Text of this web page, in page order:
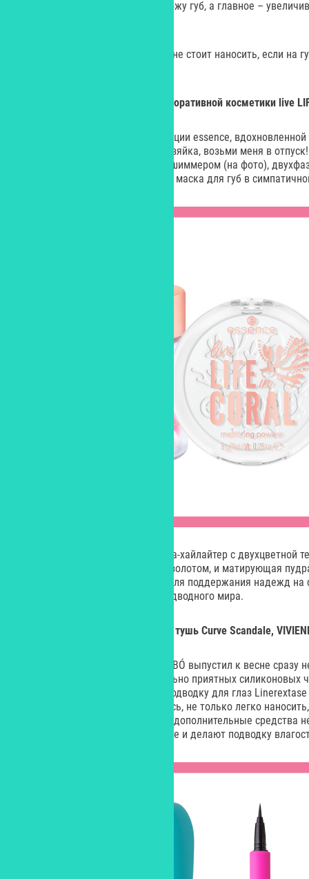
Средство увлажняет и питает кожу губ, а главное –
Как и все пламперы, этот блеск не стоит наносить, если на
Лимитированная коллекция декоративной косметики live
В новой лимитированной коллекции essence,
средства словно бы говорят «хозяйка, возьми меня в
стиле подойдут блеск для губ с шиммером (на фото),
увлажняющим блеском, а также маска для губ в
Для лица предназначены румяна-хайлайтер с двухцветной
розовый оттенок с мерцающим золотом, и матирующая
(на фото). Для ногтей (а также для поддержания надежд на
микро-стикеры с символикой подводного мира.
Подводка для глаз Linerextase и тушь Curve Scandale,
Французский бренд VIVIENNE SABÓ выпустил к весне сразу
приглянулись средства в тактильно приятных
протестировали влагостойкую подводку для глаз
оттенке, которую, как выяснилось, не только легко
обычной теплой водой (никакие дополнительные средства
современные полимеры, которые и делают подводку